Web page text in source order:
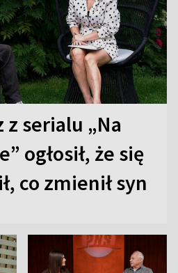
z serialu „Na
ogłosił, że się
co zmienił syn